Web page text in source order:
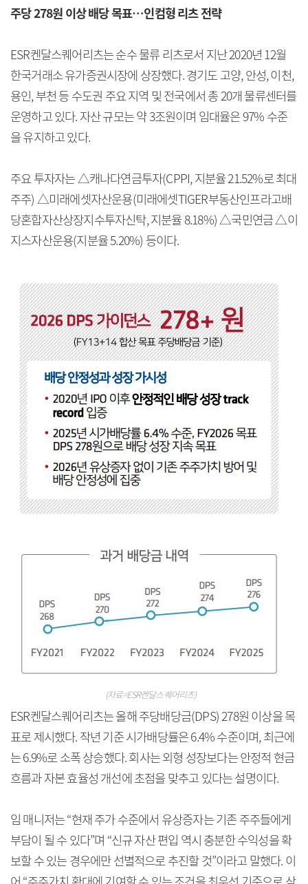
주당 278원 이상 배당 목표…인컴형 리츠 전략
ESR켄달스퀘어리츠는 순수 물류 리츠로서 지난 2020년 12월
한국거래소 유가증권시장에 상장했다. 경기도 고양, 안성, 이천,
용인, 부천 등 수도권 주요 지역 및 전국에서 총 20개 물류센터를
운영하고 있다. 자산 규모는 약 3조원이며 임대율은 97% 수준
을 유지하고 있다.
주요 투자자는 △캐나다연금투자(CPPI, 지분율 21.52%로 최대
주주) △미래에셋자산운용(미래에셋TIGER부동산인프라고배
당혼합자산상장지수투자신탁, 지분율 8.18%) △국민연금 △이
지스자산운용(지분율 5.20%) 등이다.
(자료=ESR켄달스퀘어리츠)
ESR켄달스퀘어리츠는 올해 주당배당금(DPS) 278원 이상을 목
표로 제시했다. 작년 기준 시가배당률은 6.4% 수준이며, 최근에
는 6.9%로 소폭 상승했다. 회사는 외형 성장보다는 안정적 현금
흐름과 자본 효율성 개선에 초점을 맞추고 있다는 설명이다.
임 매니저는 “현재 주가 수준에서 유상증자는 기존 주주들에게
부담이 될 수 있다”며 “신규 자산 편입 역시 충분한 수익성을 확
보할 수 있는 경우에만 선별적으로 추진할 것”이라고 말했다. 이